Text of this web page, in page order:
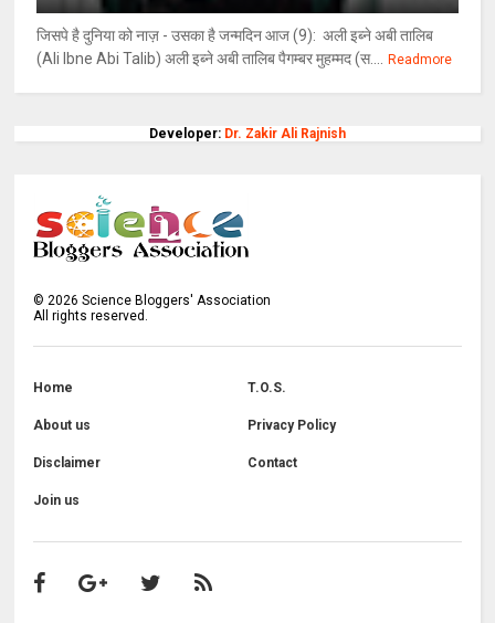
जिसपे है दुनिया को नाज़ - उसका है जन्मदिन आज (9): अली इब्ने अबी तालिब
(Ali Ibne Abi Talib) अली इब्ने अबी तालिब पैगम्बर मुहम्मद (स....
Readmore
Developer: Dr. Zakir Ali Rajnish
©2026 Science Bloggers' Association
All rights reserved.
Home T.O.S.
About us Privacy Policy
Disclaimer Contact
Join us